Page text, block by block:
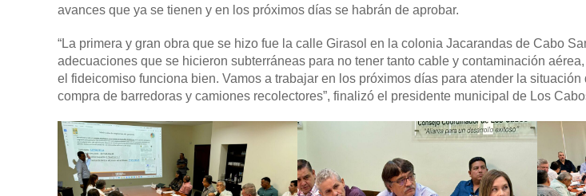
avances que ya se tienen y en los próximos días se habrán de aprobar.
“La primera y gran obra que se hizo fue la calle Girasol en la colonia Jacarandas de Cabo
adecuaciones que se hicieron subterráneas para no tener tanto cable y contaminación
el fideicomiso funciona bien. Vamos a trabajar en los próximos días para atender la
compra de barredoras y camiones recolectores”, finalizó el presidente municipal de Los